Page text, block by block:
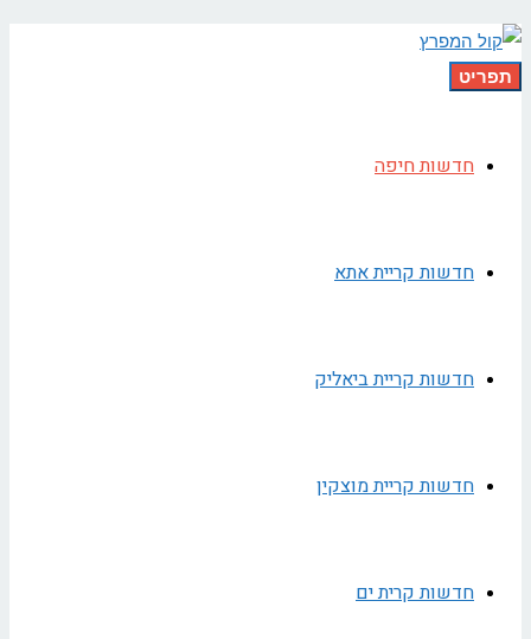
תפריט
חדשות חיפה
חדשות קריית אתא
חדשות קריית ביאליק
חדשות קריית מוצקין
חדשות קרית ים